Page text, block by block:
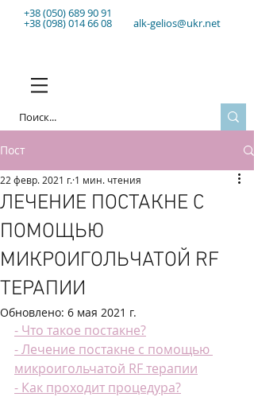
+38 (050) 689 90 91
+38 (098) 014 66 08 alk-gelios@ukr.net
Пост
ЛЕЧЕНИЕ ПОСТАКНЕ С
ПОМОЩЬЮ
МИКРОИГОЛЬЧАТОЙ RF
ТЕРАПИИ
22 февр. 2021 г. 1 мин. чтения
Обновлено: 6 мая 2021 г.
- Что такое постакне?
- Лечение постакне с помощью
микроигольчатой RF терапии
- Как проходит процедура?